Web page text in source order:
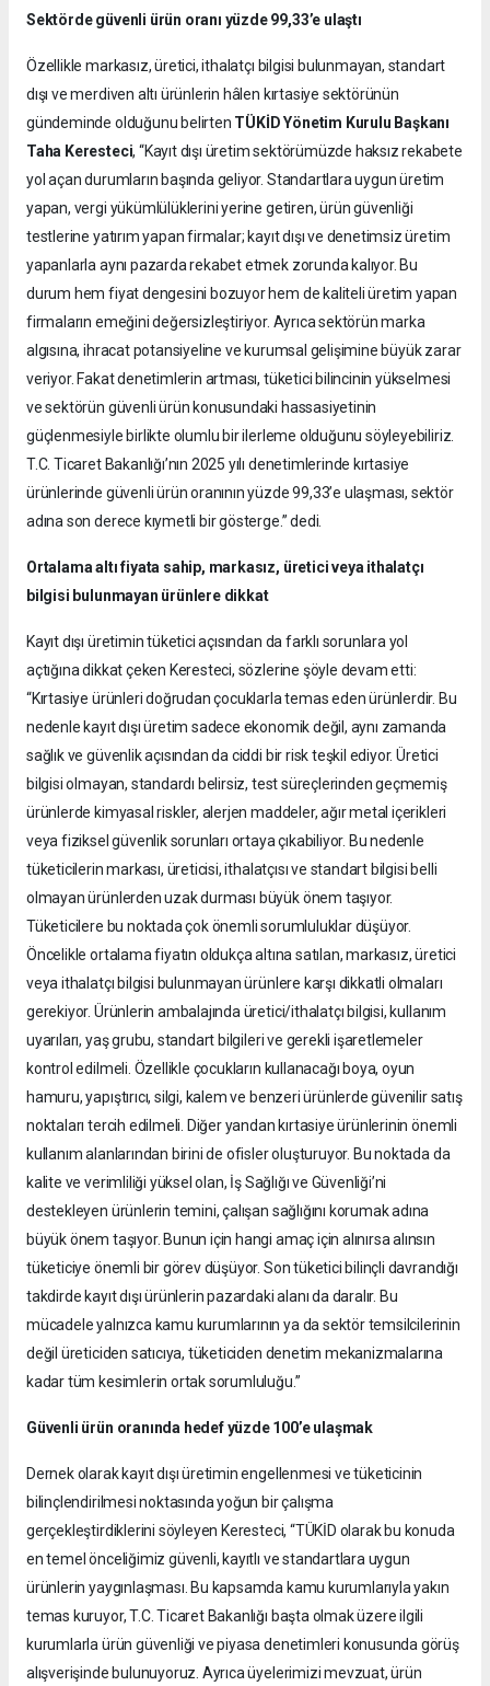
Sektörde güvenli ürün oranı yüzde 99,33’e ulaştı
Özellikle markasız, üretici, ithalatçı bilgisi bulunmayan, standart
dışı ve merdiven altı ürünlerin hâlen kırtasiye sektörünün
gündeminde olduğunu belirten TÜKİD Yönetim Kurulu Başkanı
Taha Keresteci, “Kayıt dışı üretim sektörümüzde haksız rekabete
yol açan durumların başında geliyor. Standartlara uygun üretim
yapan, vergi yükümlülüklerini yerine getiren, ürün güvenliği
testlerine yatırım yapan firmalar; kayıt dışı ve denetimsiz üretim
yapanlarla aynı pazarda rekabet etmek zorunda kalıyor. Bu
durum hem fiyat dengesini bozuyor hem de kaliteli üretim yapan
firmaların emeğini değersizleştiriyor. Ayrıca sektörün marka
algısına, ihracat potansiyeline ve kurumsal gelişimine büyük zarar
veriyor. Fakat denetimlerin artması, tüketici bilincinin yükselmesi
ve sektörün güvenli ürün konusundaki hassasiyetinin
güçlenmesiyle birlikte olumlu bir ilerleme olduğunu söyleyebiliriz.
T.C. Ticaret Bakanlığı’nın 2025 yılı denetimlerinde kırtasiye
ürünlerinde güvenli ürün oranının yüzde 99,33’e ulaşması, sektör
adına son derece kıymetli bir gösterge.” dedi.
Ortalama altı fiyata sahip, markasız, üretici veya ithalatçı
bilgisi bulunmayan ürünlere dikkat
Kayıt dışı üretimin tüketici açısından da farklı sorunlara yol
açtığına dikkat çeken Keresteci, sözlerine şöyle devam etti:
“Kırtasiye ürünleri doğrudan çocuklarla temas eden ürünlerdir. Bu
nedenle kayıt dışı üretim sadece ekonomik değil, aynı zamanda
sağlık ve güvenlik açısından da ciddi bir risk teşkil ediyor. Üretici
bilgisi olmayan, standardı belirsiz, test süreçlerinden geçmemiş
ürünlerde kimyasal riskler, alerjen maddeler, ağır metal içerikleri
veya fiziksel güvenlik sorunları ortaya çıkabiliyor. Bu nedenle
tüketicilerin markası, üreticisi, ithalatçısı ve standart bilgisi belli
olmayan ürünlerden uzak durması büyük önem taşıyor.
Tüketicilere bu noktada çok önemli sorumluluklar düşüyor.
Öncelikle ortalama fiyatın oldukça altına satılan, markasız, üretici
veya ithalatçı bilgisi bulunmayan ürünlere karşı dikkatli olmaları
gerekiyor. Ürünlerin ambalajında üretici/ithalatçı bilgisi, kullanım
uyarıları, yaş grubu, standart bilgileri ve gerekli işaretlemeler
kontrol edilmeli. Özellikle çocukların kullanacağı boya, oyun
hamuru, yapıştırıcı, silgi, kalem ve benzeri ürünlerde güvenilir satış
noktaları tercih edilmeli. Diğer yandan kırtasiye ürünlerinin önemli
kullanım alanlarından birini de ofisler oluşturuyor. Bu noktada da
kalite ve verimliliği yüksel olan, İş Sağlığı ve Güvenliği’ni
destekleyen ürünlerin temini, çalışan sağlığını korumak adına
büyük önem taşıyor. Bunun için hangi amaç için alınırsa alınsın
tüketiciye önemli bir görev düşüyor. Son tüketici bilinçli davrandığı
takdirde kayıt dışı ürünlerin pazardaki alanı da daralır. Bu
mücadele yalnızca kamu kurumlarının ya da sektör temsilcilerinin
değil üreticiden satıcıya, tüketiciden denetim mekanizmalarına
kadar tüm kesimlerin ortak sorumluluğu.”
Güvenli ürün oranında hedef yüzde 100’e ulaşmak
Dernek olarak kayıt dışı üretimin engellenmesi ve tüketicinin
bilinçlendirilmesi noktasında yoğun bir çalışma
gerçekleştirdiklerini söyleyen Keresteci, “TÜKİD olarak bu konuda
en temel önceliğimiz güvenli, kayıtlı ve standartlara uygun
ürünlerin yaygınlaşması. Bu kapsamda kamu kurumlarıyla yakın
temas kuruyor, T.C. Ticaret Bakanlığı başta olmak üzere ilgili
kurumlarla ürün güvenliği ve piyasa denetimleri konusunda görüş
alışverişinde bulunuyoruz. Ayrıca üyelerimizi mevzuat, ürün